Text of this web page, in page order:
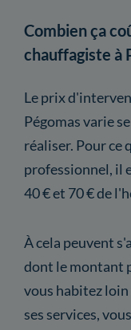
Combien ça
chauffagiste à
Le prix
Pégomas varie
réaliser. Pour ce
professionnel, il
40 € et 70 € de
À cela peuvent
dont le montant
vous habitez
ses services,